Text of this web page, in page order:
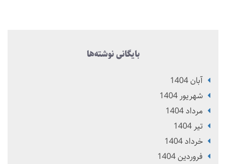
بایگانی نوشته‌ها
آبان 1404
شهریور 1404
مرداد 1404
تير 1404
خرداد 1404
فروردین 1404